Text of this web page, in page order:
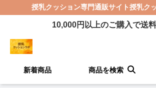
授乳クッション専門通販サイト授乳ク
10,000円以上のご購入で送
新着商品 商品を検索